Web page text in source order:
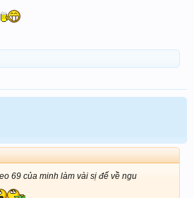
69 của minh làm vài sị đế về ngu